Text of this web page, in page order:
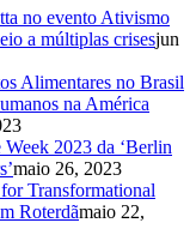
no evento Ativismo
a múltiplas crisesjun
Alimentares no Brasil
na América
2023 da ‘Berlin
maio 26, 2023
Transformational
Roterdãmaio 22,